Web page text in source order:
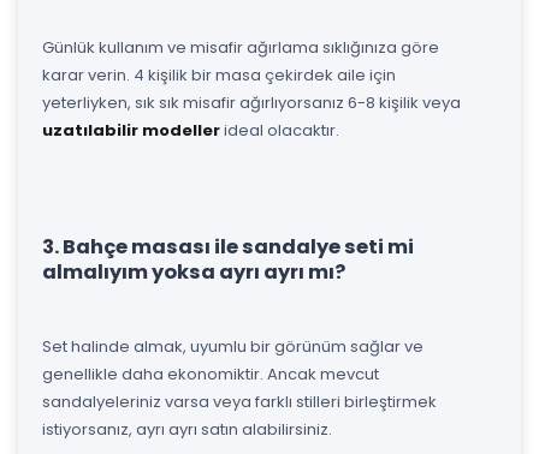
Günlük kullanım ve misafir ağırlama sıklığınıza göre
karar verin. 4 kişilik bir masa çekirdek aile için
yeterliyken, sık sık misafir ağırlıyorsanız 6-8 kişilik veya
uzatılabilir modellerideal olacaktır.
3. Bahçe masası ile sandalye seti mi
almalıyım yoksa ayrı ayrı mı?
Set halinde almak, uyumlu bir görünüm sağlar ve
genellikle daha ekonomiktir. Ancak mevcut
sandalyeleriniz varsa veya farklı stilleri birleştirmek
istiyorsanız, ayrı ayrı satın alabilirsiniz.